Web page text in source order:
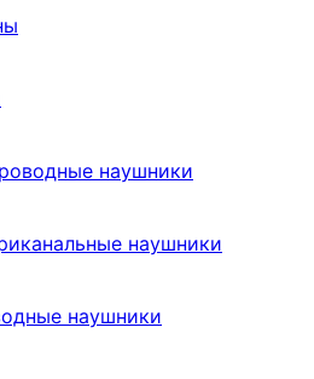
наушники
наушники
наушники